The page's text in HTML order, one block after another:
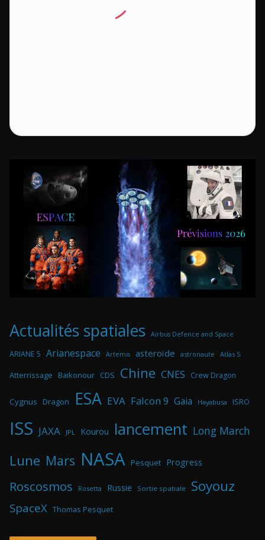
Actualités spatiales Airbus Defence and Space
ARIANE 5 Arianespace Artemis asteroïde astronaute Atlas 5
Atterrissage Baikonour CDS Chine CNES Crew Dragon
Cygnus Dragon ESA EVA Falcon 9 Gaia Hayabusa ISRO
ISS JAXA JPL Kourou lancement Long March
Lune Mars NASA Pesquet Progress
Roscosmos Rosetta Russie Sortie spatiale Soyouz
SpaceX Thomas Pesquet